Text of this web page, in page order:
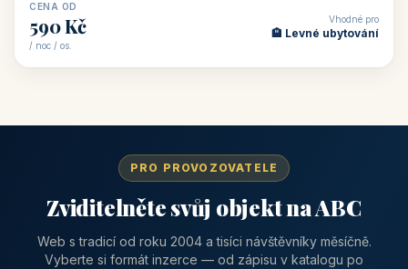
CENA OD
590 Kč
/ noc / os.
Vhodné pro
🏨 Levné ubytování
PRO PROVOZOVATELE
Zviditelněte svůj objekt na ABC
Web s tradicí od roku 2004 a tisíci návštěvníky měsíčně.
Vyberte si formát inzerce — od zápisu v katalogu po